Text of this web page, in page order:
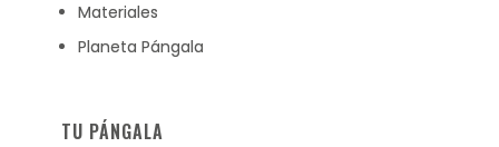
Materiales
Planeta Pángala
TU PÁNGALA